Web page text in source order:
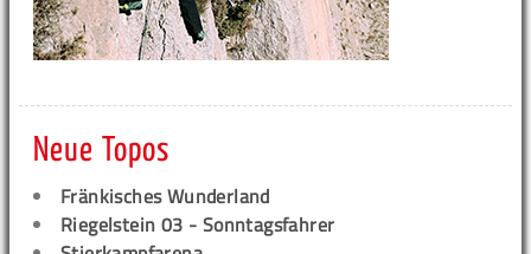
Neue Topos
Fränkisches Wunderland
Riegelstein 03 - Sonntagsfahrer